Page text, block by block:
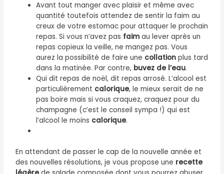
Avant tout manger avec plaisir et même avec
quantité toutefois attendez de sentir la faim au
creux de votre estomac pour attaquer le prochain
repas. Si vous n’avez pas faim au lever après un
repas copieux la veille, ne mangez pas. Vous
aurez la possibilité de faire une collation plus tard
dans la matinée. Par contre, buvez de l’eau.
Qui dit repas de noël, dit repas arrosé. L’alcool est
particulièrement calorique, le mieux serait de ne
pas boire mais si vous craquez, craquez pour du
champagne (c’est le conseil sympa !) qui est
l’alcool le moins calorique.
En attendant de passer le cap de la nouvelle année et
des nouvelles résolutions, je vous propose une recette